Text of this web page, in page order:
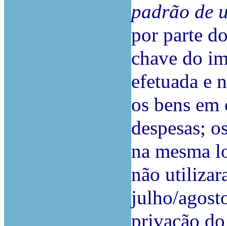
padrão de
por parte
chave do
efetuada e
os bens
despesas;
na mesma
não
julho/
privação